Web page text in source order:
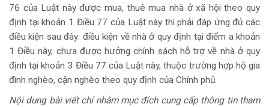
76 của Luật này được mua, thuê mua nhà ở xã hội theo quy
định tại khoản 1 Điều 77 của Luật này thì phải đáp ứng đủ các
điều kiện sau đây: điều kiện về nhà ở quy định tại điểm a khoản
1 Điều này, chưa được hưởng chính sách hỗ trợ về nhà ở quy
định tại khoản 3 Điều 77 của Luật này, thuộc trường hợp hộ gia
đình nghèo, cận nghèo theo quy định của Chính phủ.
Nội dung bài viết chỉ nhằm mục đích cung cấp thông tin tham